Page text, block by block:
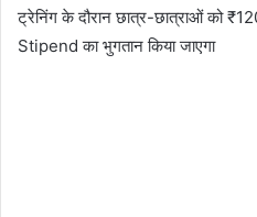
ट्रेनिंग के दौरान छात्र-छात्राओं को
Stipend का भुगतान किया जाएगा